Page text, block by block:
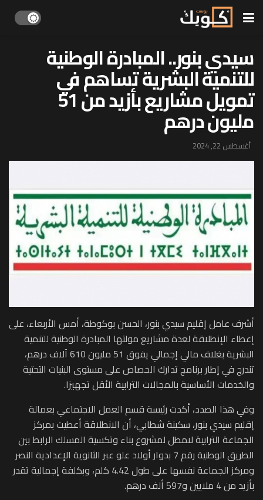
سيدي بنور.. المبادرة الوطنية
للتنمية البشرية تساهم في
تمويل مشاريع بأزيد من 51
مليون درهم
أغسطس 22, 2024
أشرف عامل إقليم سيدي بنور، الحسن بوكوطة، أمس الأربعاء، على
إعطاء الإنطلاقة لعدة مشاريع مولتها المبادرة الوطنية للتنمية
البشرية بغلاف مالي إجمالي يفوق 51 مليون 610 آلاف درهم،
تندرج في إطار برنامج تدارك الخصاص على مستوى البنيات التحتية
والخدمات الأساسية بالمجالات الترابية الأقل تجهيزا.
وفي هذا الصدد، أكدت رئيسة قسم العمل الاجتماعي بعمالة
إقليم سيدي بنور، سكينة شطابي، أن الانطلاقة أعطيت بمركز
الجماعة الترابية لامطل لمشروع بناء وتكسية المسلك الرابط بين
الطريق الوطنية رقم 7 بدوار أولاد علو عبر الثانوية الإعدادية النصر
ومركز الجماعة نفسها على طول 4.42 كلم، وبكلفة إجمالية تقدر
بأزيد من 4 ملايين و597 ألف درهم.